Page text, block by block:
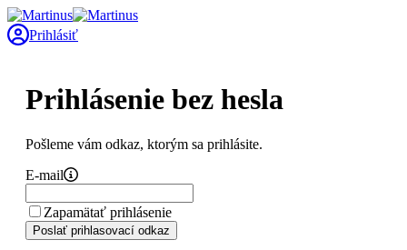
Prihlásiť
Prihlásenie bez hesla
Pošleme vám odkaz, ktorým sa prihlásite.
E-mail
Zapamätať prihlásenie
Poslať prihlasovací odkaz